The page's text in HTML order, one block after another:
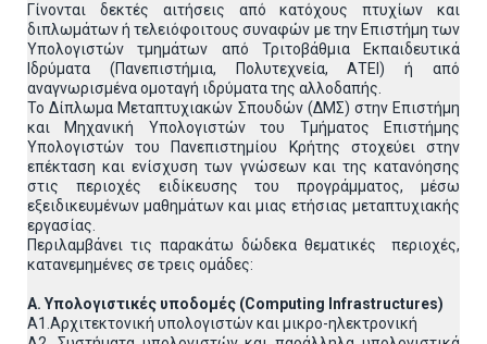
Γίνονται δεκτές αιτήσεις από κατόχους πτυχίων και
διπλωμάτων ή τελειόφοιτους συναφών με την Επιστήμη των
Υπολογιστών τμημάτων από Τριτοβάθμια Εκπαιδευτικά
Ιδρύματα (Πανεπιστήμια, Πολυτεχνεία, ΑΤΕΙ) ή από
αναγνωρισμένα ομοταγή ιδρύματα της αλλοδαπής.
To Δίπλωμα Μεταπτυχιακών Σπουδών (ΔΜΣ) στην Επιστήμη
και Μηχανική Υπολογιστών του Τμήματος Επιστήμης
Υπολογιστών του Πανεπιστημίου Κρήτης στοχεύει στην
επέκταση και ενίσχυση των γνώσεων και της κατανόησης
στις περιοχές ειδίκευσης του προγράμματος, μέσω
εξειδικευμένων μαθημάτων και μιας ετήσιας μεταπτυχιακής
εργασίας.
Περιλαμβάνει τις παρακάτω δώδεκα θεματικές περιοχές,
κατανεμημένες σε τρεις ομάδες:
Α. Υπολογιστικές υποδομές (Computing Infrastructures)
Α1.Αρχιτεκτονική υπολογιστών και μικρο-ηλεκτρονική